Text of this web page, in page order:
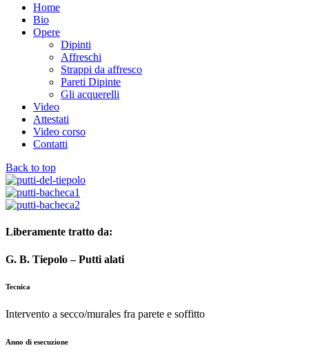
Home
Bio
Opere
Dipinti
Affreschi
Strappi da affresco
Pareti Dipinte
Gli acquerelli
Video
Attestati
Video corso
Contatti
Back to top
Liberamente tratto da:
G. B. Tiepolo – Putti alati
Tecnica
Intervento a secco/murales fra parete e soffitto
Anno di esecuzione